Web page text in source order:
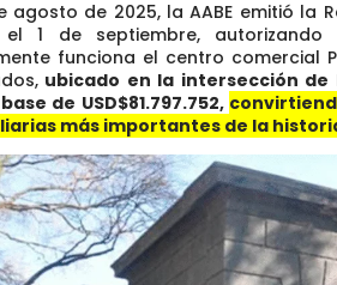
agosto de 2025, la AABE emitió la
el 1 de septiembre,
funciona el centro comercial
ubicado en la intersección de
de USD$81.797.752,
más importantes de la